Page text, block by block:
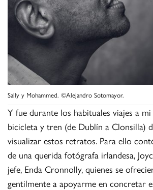
Sally y Mohammed. ©Alejandro Sotomayor.
Y fue durante los habituales viajes a
bicicleta y tren (de Dublín a Clonsilla)
visualizar estos retratos. Para ello
de una querida fotógrafa irlandesa,
jefe, Enda Cronnolly, quienes se
gentilmente a apoyarme en concretar